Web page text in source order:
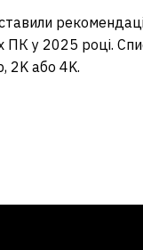
ПК у 2025 році.
2K або 4K.